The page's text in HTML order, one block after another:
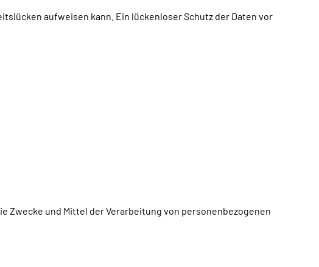
aufweisen kann. Ein lückenloser Schutz der Daten vor
Zwecke und Mittel der Verarbeitung von personenbezogenen